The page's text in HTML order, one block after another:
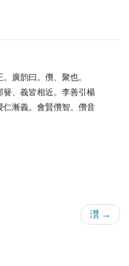
廣韵曰。儹、聚也。
、義皆相近。李善引楊
漸義。會賢儹智。儹音
灒 →